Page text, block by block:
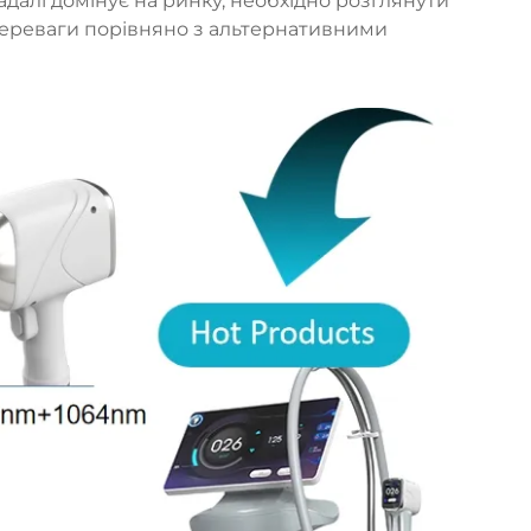
переваги порівняно з альтернативними